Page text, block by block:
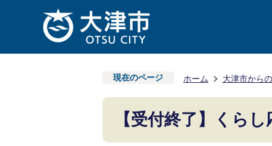
現在のページ ホーム 大津市から
【受付終了】くら